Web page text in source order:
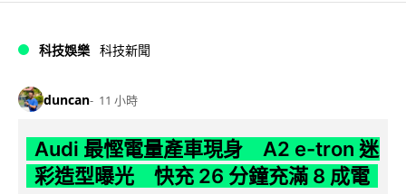
科技娛樂 科技新聞
duncan 11 小時
Audi 最慳電量產車現身 A2 e-tron 迷
彩造型曝光 快充 26 分鐘充滿 8 成電